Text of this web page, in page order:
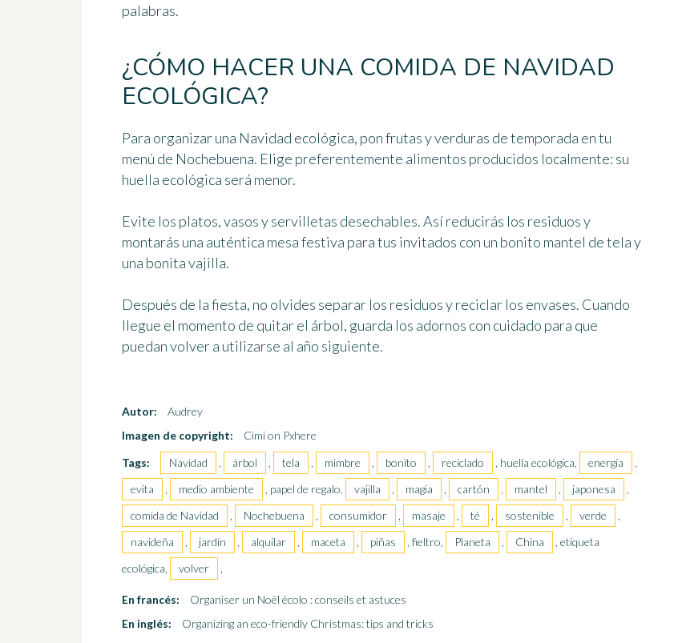
palabras.
¿CÓMO HACER UNA COMIDA DE NAVIDAD
ECOLÓGICA?
Para organizar una Navidad ecológica, ponfrutas y verduras de temporada en tu
menú de Nochebuena. Elige preferentemente alimentos producidos localmente: su
huella ecológica será menor.
Evite los platos, vasos y servilletas desechables. Así reducirás los residuos y
montarás una auténtica mesa festiva para tus invitados con un bonito mantel de tela y
una bonita vajilla.
Después de la fiesta, no olvides separar los residuosy reciclar los envases. Cuando
llegue el momento de quitar el árbol, guarda los adornos con cuidado para que
puedan volver a utilizarse al año siguiente.
Autor:
Audrey
Imagen de copyright:
Cimi on Pxhere
Tags:
Navidad , árbol , tela , mimbre , bonito , reciclado , huella ecológica, energía
,
evita
, medio ambiente , papel de regalo, vajilla , magia , cartón , mantel , japonesa
,
comida de Navidad
, Nochebuena , consumidor , masaje , té , sostenible , verde
,
navideña
, jardín , alquilar , maceta , piñas , fieltro, Planeta , China
, etiqueta
ecológica,
volver ,
En francés:
Organiser un Noël écolo : conseils et astuces
En inglés:
Organizing an eco-friendly Christmas: tips and tricks